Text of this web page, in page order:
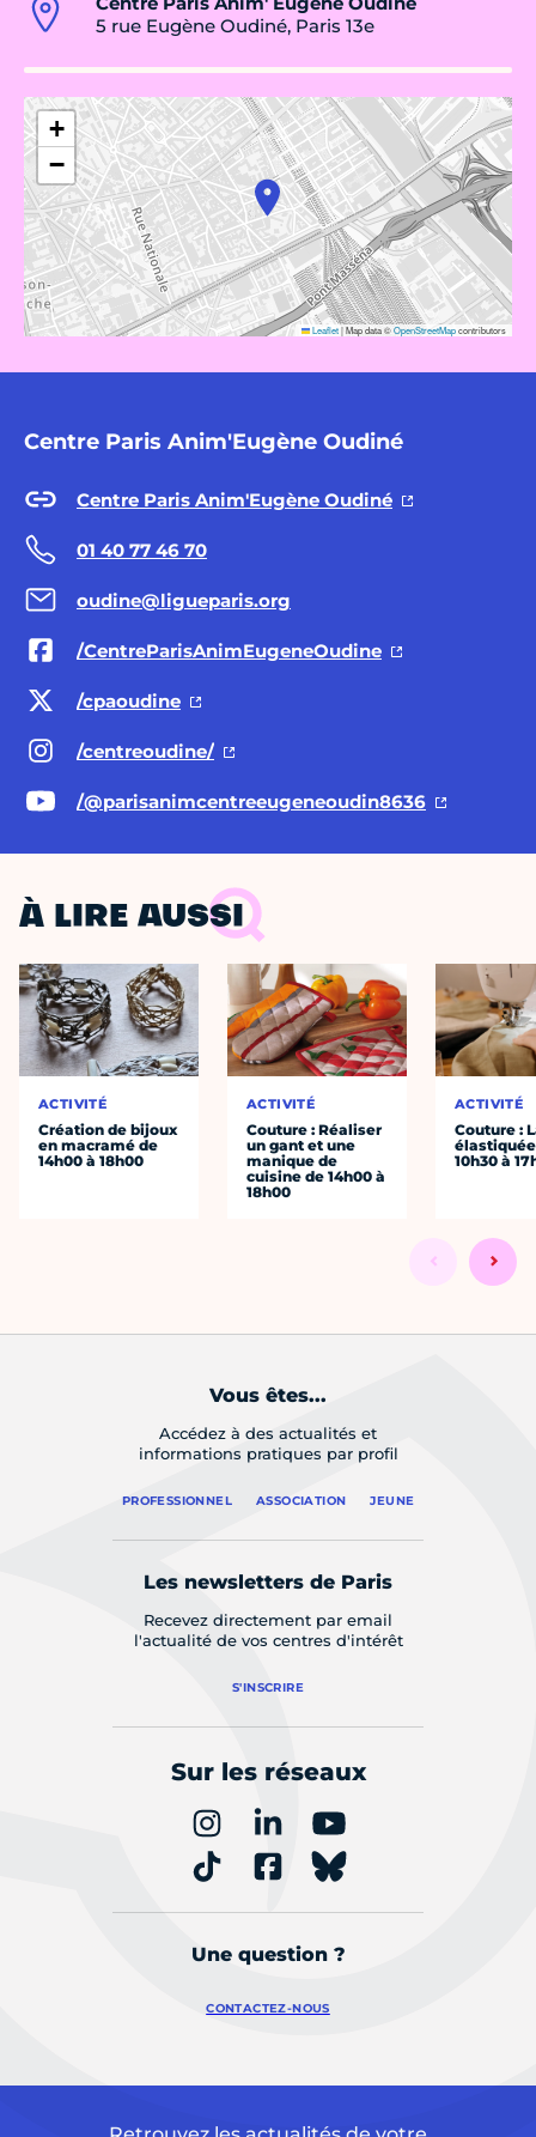
5 rue Eugène Oudiné, Paris 13e
+
−
Leaflet|Map data ©OpenStreetMapcontributors
Centre Paris Anim'Eugène Oudiné
Centre Paris Anim'Eugène Oudiné
01 40 77 46 70
oudine@ligueparis.org
/CentreParisAnimEugeneOudine
/cpaoudine
/centreoudine/
/@parisanimcentreeugeneoudin8636
À LIRE AUSSI
ACTIVITÉ
Création de bijoux
en macramé de
14h00 à 18h00
ACTIVITÉ
Couture : Réaliser
un gant et une
manique de
cuisine de 14h00 à
18h00
ACTIVITÉ
Couture :
10h30 à
Vous êtes...
Accédez à des actualités et
informations pratiques par profil
PROFESSIONNEL ASSOCIATION JEUNE
Les newsletters de Paris
Recevez directement par email
l'actualité de vos centres d'intérêt
S'INSCRIRE
Sur les réseaux
Une question ?
CONTACTEZ-NOUS